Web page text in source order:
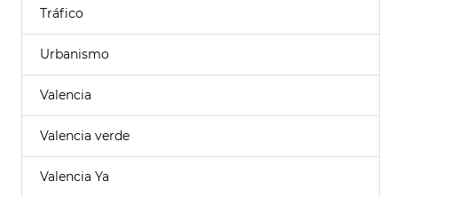
Tráfico
Urbanismo
Valencia
Valencia verde
Valencia Ya